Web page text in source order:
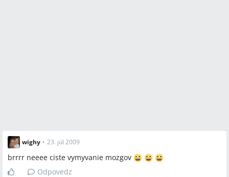
wighy • 23. júl 2009
brrrr neeee ciste vymyvanie mozgov
Odpovedz